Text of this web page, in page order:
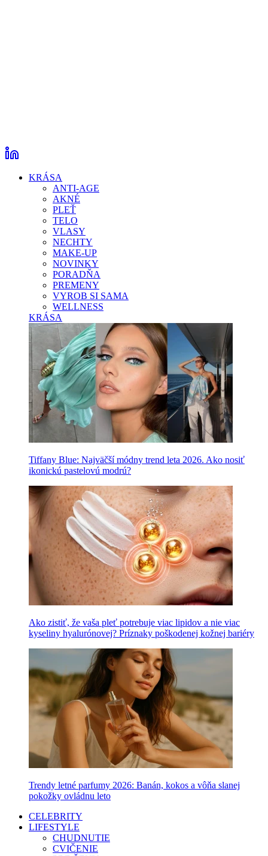
KRÁSA
ANTI-AGE
AKNÉ
PLEŤ
TELO
VLASY
NECHTY
MAKE-UP
NOVINKY
PORADŇA
PREMENY
VYROB SI SAMA
WELLNESS
KRÁSA
Tiffany Blue: Najväčší módny trend leta 2026. Ako nosiť
ikonickú pastelovú modrú?
Ako zistiť, že vaša pleť potrebuje viac lipidov a nie viac
kyseliny hyalurónovej? Príznaky poškodenej kožnej bariéry
Trendy letné parfumy 2026: Banán, kokos a vôňa slanej
pokožky ovládnu leto
CELEBRITY
LIFESTYLE
CHUDNUTIE
CVIČENIE